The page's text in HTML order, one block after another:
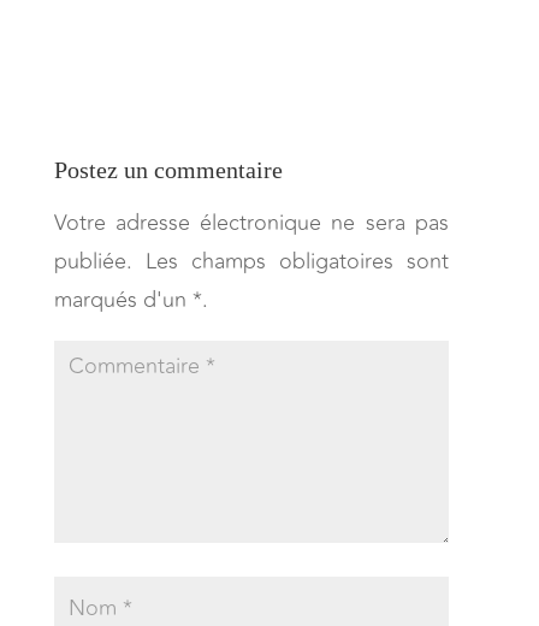
Postez un commentaire
Votre adresse électronique ne sera pas
publiée. Les champs obligatoires sont
marqués d'un *.